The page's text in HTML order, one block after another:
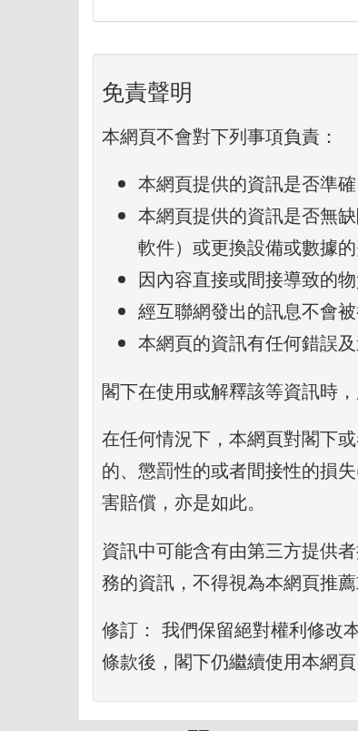
免責聲明
本網頁不會對下列事項負責：
本網頁提供的資訊是否準
本網頁提供的資訊是否無
軟件）或更換設備或數據的
因內容直接或間接導致的
經互聯網發出的訊息不會
本網頁的資訊有任何錯誤及
閣下在使用或解釋該等資訊時
在任何情況下，本網頁對閣下
的、懲罰性的或者間接性的損
害賠償，亦是如此。
資訊中可能含有由第三方提供
務的資訊，不得視為本網頁推薦
修訂： 我們保留絕對權利修改
條款後，閣下仍繼續使用本網